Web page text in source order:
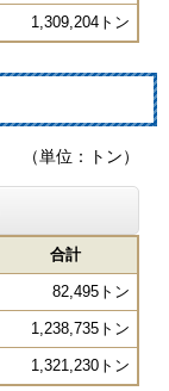
1,309,204トン
（単位：トン）
合計
82,495トン
1,238,735トン
1,321,230トン